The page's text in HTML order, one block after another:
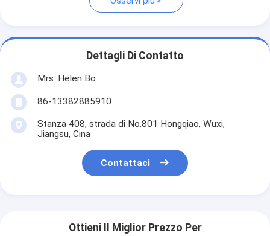
Dettagli Di Contatto
Mrs. Helen Bo
86-13382885910
Stanza 408, strada di No.801 Hongqiao, Wuxi,
Jiangsu, Cina
Contattaci
Ottieni Il Miglior Prezzo Per